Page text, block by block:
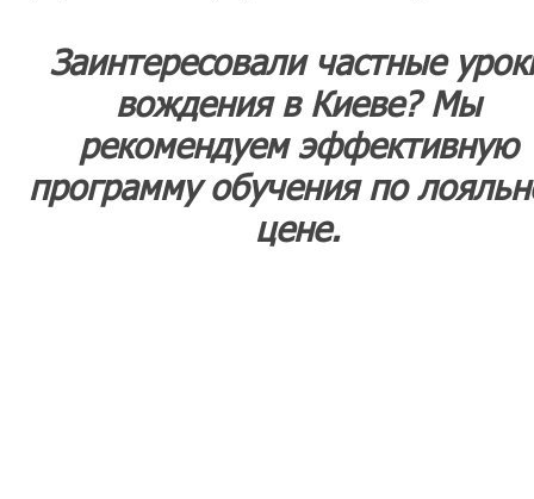
Заинтересовали частные
вождения в Киеве? Мы
рекомендуем эффективную
программу обучения по
цене.